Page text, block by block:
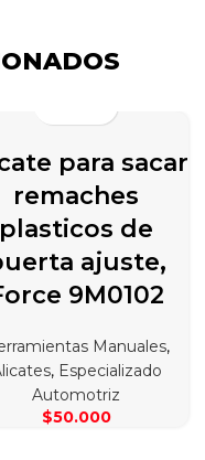
para sacar
remaches
plasticos de
ajuste,
9M0102
Manuales,
, Especializado
Automotriz
$50.000